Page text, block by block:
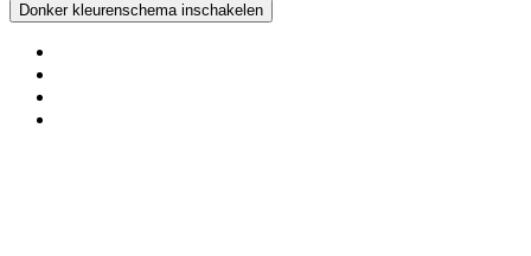
Donker kleurenschema inschakelen